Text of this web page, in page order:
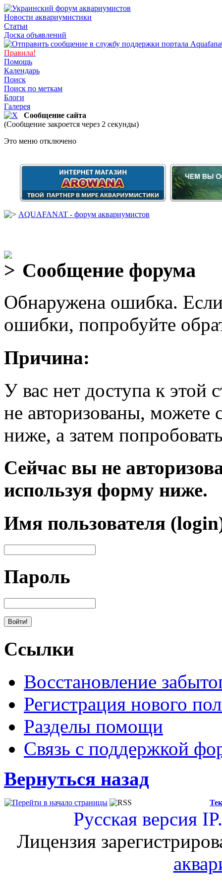
Новости аквариумистики
Статьи
Доска объявлений
Правила!
Помощь
Календарь
Поиск
Поиск по меткам
Блоги
Галерея
Сообщение сайта
(Сообщение закроется через 2 секунды)
Это меню отключено
AQUAFANAT - форум аквариумистов
Сообщение форума
Обнаружена ошибка.
ошибки, попробуйте
Причина:
У вас нет доступа к
не авторизованы, можете
ниже, а затем
Сейчас вы не
используя форму ниже.
Имя пользователя
Пароль
Ссылки
Восстановление
Регистрация нового
Разделы помощи
Связь с поддержкой
Вернуться назад
Русская версия
Лицензия